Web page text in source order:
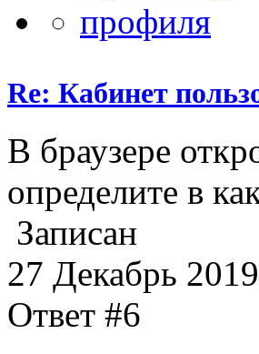
Re: Кабинет
В браузере
определите в
Записан
27 Декабрь
Ответ #6